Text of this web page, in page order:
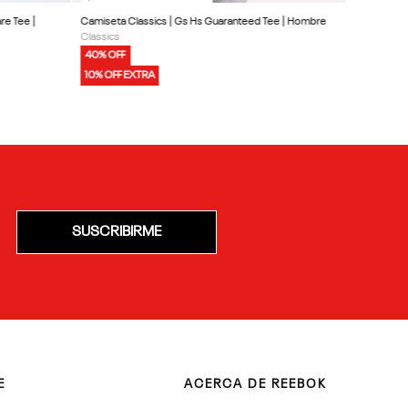
Tee |
Camiseta Classics | Gs Hs Guaranteed Tee | Hombre
Classics
40% OFF
10% OFF EXTRA
SUSCRIBIRME
ACERCA DE REEBOK